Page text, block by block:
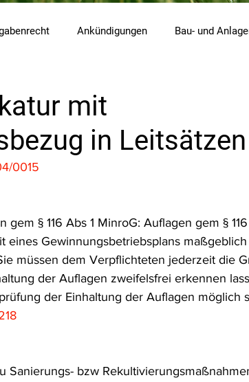
Ankündigungen Bau- und
Raumordnungs- und Planungsrecht RdU
und Transportrecht Verpackungsrecht
Erdgas Schutzgebiet Forstrecht
mit
in Leitsätzen
0015
§ 116 Abs 1 MinroG: Auflagen gem §
eines Gewinnungsbetriebsplans maßgeblich
müssen dem Verpflichteten jederzeit die
der Auflagen zweifelsfrei erkennen
der Einhaltung der Auflagen möglich
Sanierungs- bzw